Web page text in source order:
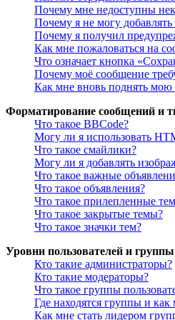
Почему мне недоступны
Почему я не могу
Почему я получил
Как мне пожаловаться на
Что означает кнопка
Почему моё сообщение
Как мне вновь поднять мою
Форматирование сообщений и
Что такое BBCode?
Могу ли я использовать
Что такое смайлики?
Могу ли я добавлять
Что такое важные
Что такое объявления?
Что такое прилепленные
Что такое закрытые темы?
Что такое значки тем?
Уровни пользователей и группы
Кто такие администраторы?
Кто такие модераторы?
Что такое группы
Где находятся группы и
Как мне стать лидером